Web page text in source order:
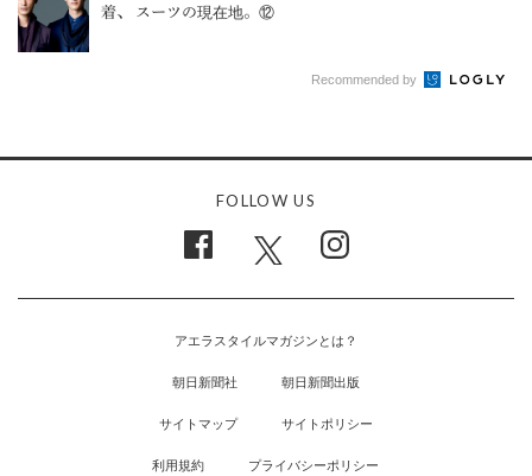
着、 スーツの現在地。⑫
Recommended by
FOLLOW US
アエラスタイルマガジンとは？
朝日新聞社 朝日新聞出版
サイトマップ サイトポリシー
利用規約 プライバシーポリシー